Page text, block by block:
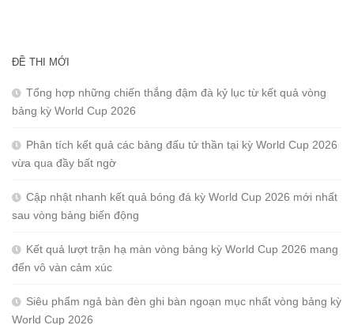
ĐỀ THI MỚI
Tổng hợp những chiến thắng đậm đà kỷ lục từ kết quả vòng
bảng kỳ World Cup 2026
Phân tích kết quả các bảng đấu tử thần tại kỳ World Cup 2026
vừa qua đầy bất ngờ
Cập nhật nhanh kết quả bóng đá kỳ World Cup 2026 mới nhất
sau vòng bảng biến động
Kết quả lượt trận hạ màn vòng bảng kỳ World Cup 2026 mang
đến vô vàn cảm xúc
Siêu phẩm ngả bàn đèn ghi bàn ngoạn mục nhất vòng bảng kỳ
World Cup 2026